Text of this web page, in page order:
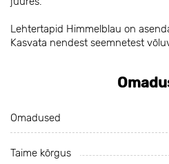
Lehtertapid Himmelblau on
Kasvata nendest seemnetest
Omadused
Taime kõrgus